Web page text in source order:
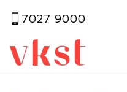
7027 9000